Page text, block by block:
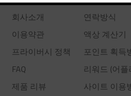
회사소개
이용약관
프라이버시 정책
FAQ
제품 리뷰
연락방식
액상 계산기
포인트 획득
리워드 (어
사이트 이용